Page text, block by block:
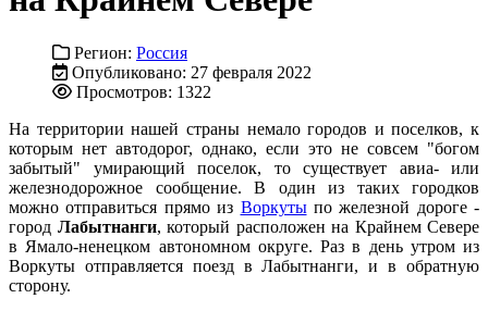
Регион: Россия
Опубликовано: 27 февраля 2022
Просмотров: 1322
На территории нашей страны немало городов и поселков, к
которым нет автодорог, однако, если это не совсем "богом
забытый" умирающий поселок, то существует авиа- или
железнодорожное сообщение. В один из таких городков
можно отправиться прямо из Воркутыпо железной дороге -
город Лабытнанги, который расположен на Крайнем Севере
в Ямало-ненецком автономном округе. Раз в день утром из
Воркуты отправляется поезд в Лабытнанги, и в обратную
сторону.